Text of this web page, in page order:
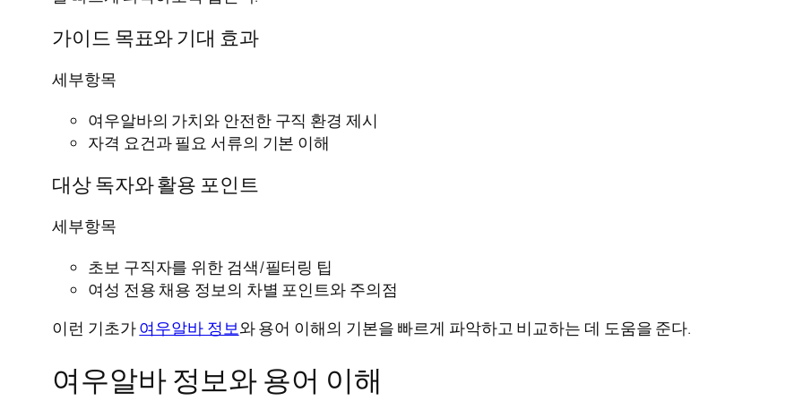
가이드 목표와 기대 효과
세부항목
여우알바의 가치와 안전한 구직 환경 제시
자격 요건과 필요 서류의 기본 이해
대상 독자와 활용 포인트
세부항목
초보 구직자를 위한 검색/필터링 팁
여성 전용 채용 정보의 차별 포인트와 주의점
이런 기초가여우알바 정보와 용어 이해의 기본을 빠르게 파악하고 비교하는 데 도움을 준다.
여우알바 정보와 용어 이해